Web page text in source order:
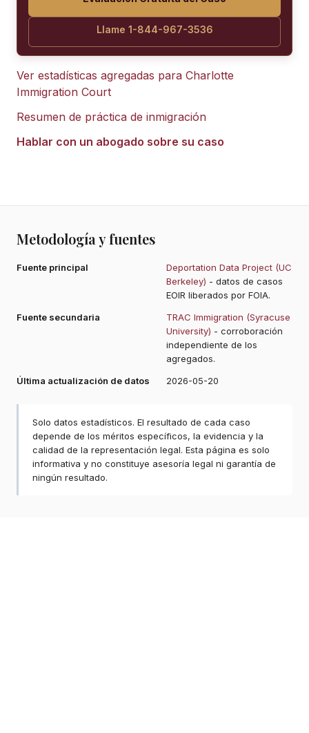
Llame 1-844-967-3536
Ver estadísticas agregadas para Charlotte
Immigration Court
Resumen de práctica de inmigración
Hablar con un abogado sobre su caso
Metodología y fuentes
Fuente principal
Deportation Data Project (UC
Berkeley) - datos de casos
EOIR liberados por FOIA.
Fuente secundaria
TRAC Immigration (Syracuse
University) - corroboración
independiente de los
agregados.
Última actualización de datos
2026-05-20
Solo datos estadísticos. El resultado de cada caso
depende de los méritos específicos, la evidencia y la
calidad de la representación legal. Esta página es solo
informativa y no constituye asesoría legal ni garantía de
ningún resultado.